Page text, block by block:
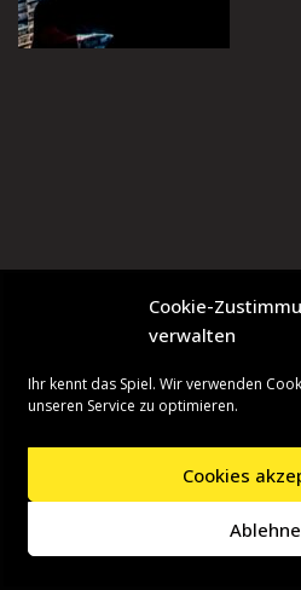
Cookie-
verwalten
Ihr kennt das Spiel. Wir verwenden
unseren Service zu optimieren.
Cookies
| Präsentiert von